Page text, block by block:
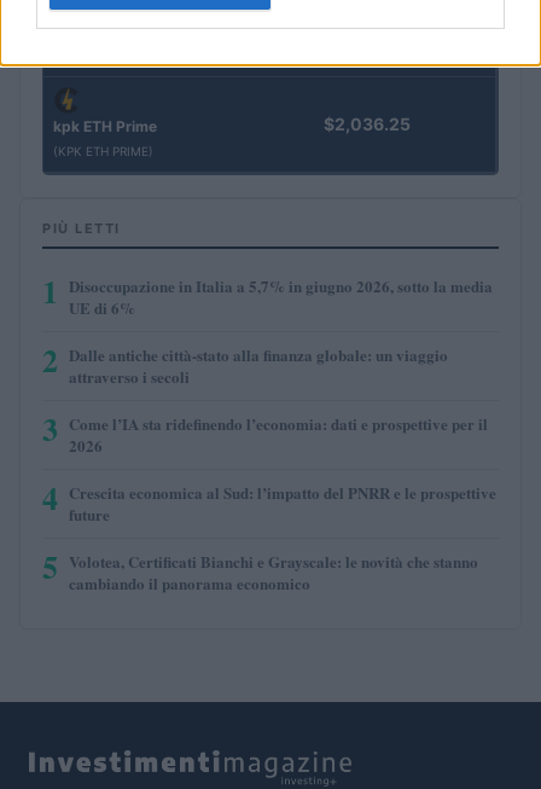
TruFin Staked APT $8.02
kpk ETH Prime
(KPK ETH PRIME)
$2,036.25
PIÙ LETTI
1
Disoccupazione in Italia a 5,7% in giugno 2026, sotto la media
UE di 6%
2 Dalle antiche città-stato alla finanza globale: un viaggio
attraverso i secoli
3 Come l’IA sta ridefinendo l’economia: dati e prospettive per il
2026
4 Crescita economica al Sud: l’impatto del PNRR e le prospettive
future
5 Volotea, Certificati Bianchi e Grayscale: le novità che stanno
cambiando il panorama economico